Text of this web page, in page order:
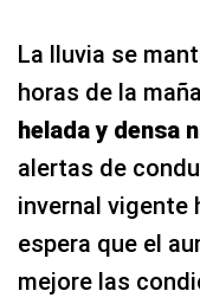
La lluvia se
horas de la
helada y densa
alertas de
invernal vigente
espera que el
mejore las